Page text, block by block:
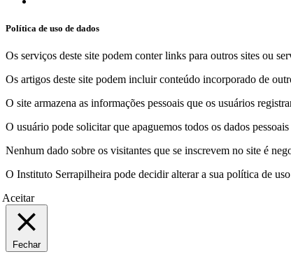
Política de uso de dados
Os serviços deste site podem conter links para outros sites ou
Os artigos deste site podem incluir conteúdo incorporado de
O site armazena as informações pessoais que os usuários
O usuário pode solicitar que apaguemos todos os dados
Nenhum dado sobre os visitantes que se inscrevem no site é
O Instituto Serrapilheira pode decidir alterar a sua política de
Aceitar
Fechar